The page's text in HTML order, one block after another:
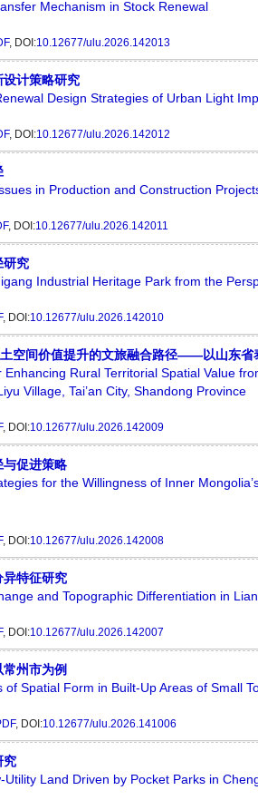
Mechanism in Stock Renewal
, DOI:10.12677/ulu.2026.142013
计策略研究
Design Strategies of Urban Light
, DOI:10.12677/ulu.2026.142012
in Production and Construction
, DOI:10.12677/ulu.2026.142011
研究
Industrial Heritage Park from the
, DOI:10.12677/ulu.2026.142010
空间价值提升的文旅融合路径——以山东省
Rural Territorial Spatial Value
Village, Tai’an City, Shandong Province
, DOI:10.12677/ulu.2026.142009
与促进策略
for the Willingness of Inner
, DOI:10.12677/ulu.2026.142008
异特征研究
and Topographic Differentiation in
, DOI:10.12677/ulu.2026.142007
州市为例
Spatial Form in Built-Up Areas of Small
, DOI:10.12677/ulu.2026.141006
究
Land Driven by Pocket Parks in